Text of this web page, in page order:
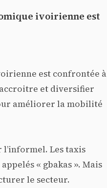
ivoirienne est
est confrontée à
accroitre et diversifier
améliorer la mobilité
Les taxis
« gbakas ». Mais
le secteur.